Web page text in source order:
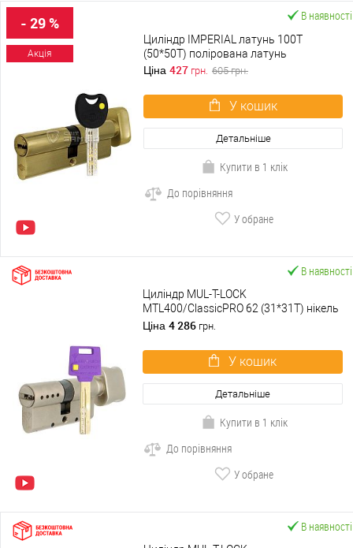
- 29 %
Акція
В наявності
Циліндр IMPERIAL латунь 100T
(50*50T) полірована латунь
Ціна 427 грн. 605грн.
У кошик
Детальніше
Купити в 1 клік
До порівняння
У обране
В наявності
Циліндр MUL-T-LOCK
MTL400/ClassicPRO 62 (31*31T) нікель
сатин
Ціна 4 286 грн.
У кошик
Детальніше
Купити в 1 клік
До порівняння
У обране
В наявності